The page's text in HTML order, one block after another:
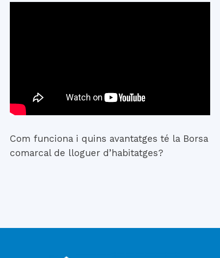
Com funciona i quins avantatges té la Borsa
comarcal de lloguer d’habitatges?